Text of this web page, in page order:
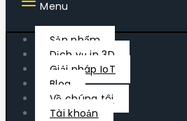
Menu
Sản phẩm
Dịch vụ in 3D
Giải pháp IoT
Blog
Về chúng tôi
Tài khoản